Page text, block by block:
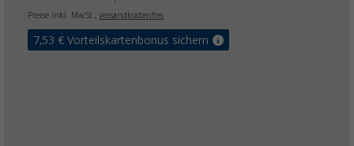
Preise inkl. MwSt., versandkostenfrei
7,53 € Vorteilskartenbonus sichern